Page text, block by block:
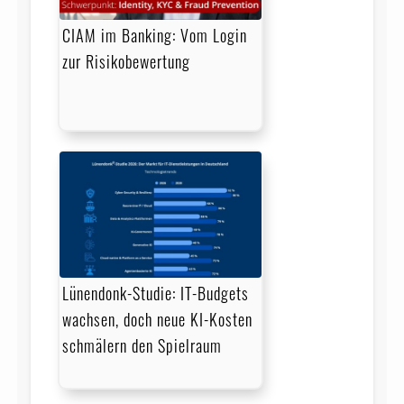
CIAM im Banking: Vom Login
zur Risikobewertung
Lünendonk-Studie: IT-Budgets
wachsen, doch neue KI-Kosten
schmälern den Spielraum